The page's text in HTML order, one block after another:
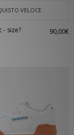
VELOCE
- size?
90,00€